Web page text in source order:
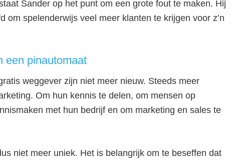
Sander op het punt om een grote fout te maken. Hij
om spelenderwijs veel meer klanten te krijgen voor z’n
een pinautomaat
weggever zijn niet meer nieuw. Steeds meer
Om hun kennis te delen, om mensen op
met hun bedrijf en om marketing en sales te
niet meer uniek. Het is belangrijk om te beseffen dat